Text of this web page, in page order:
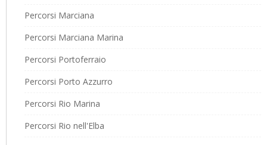
Percorsi Marciana
Percorsi Marciana Marina
Percorsi Portoferraio
Percorsi Porto Azzurro
Percorsi Rio Marina
Percorsi Rio nell'Elba